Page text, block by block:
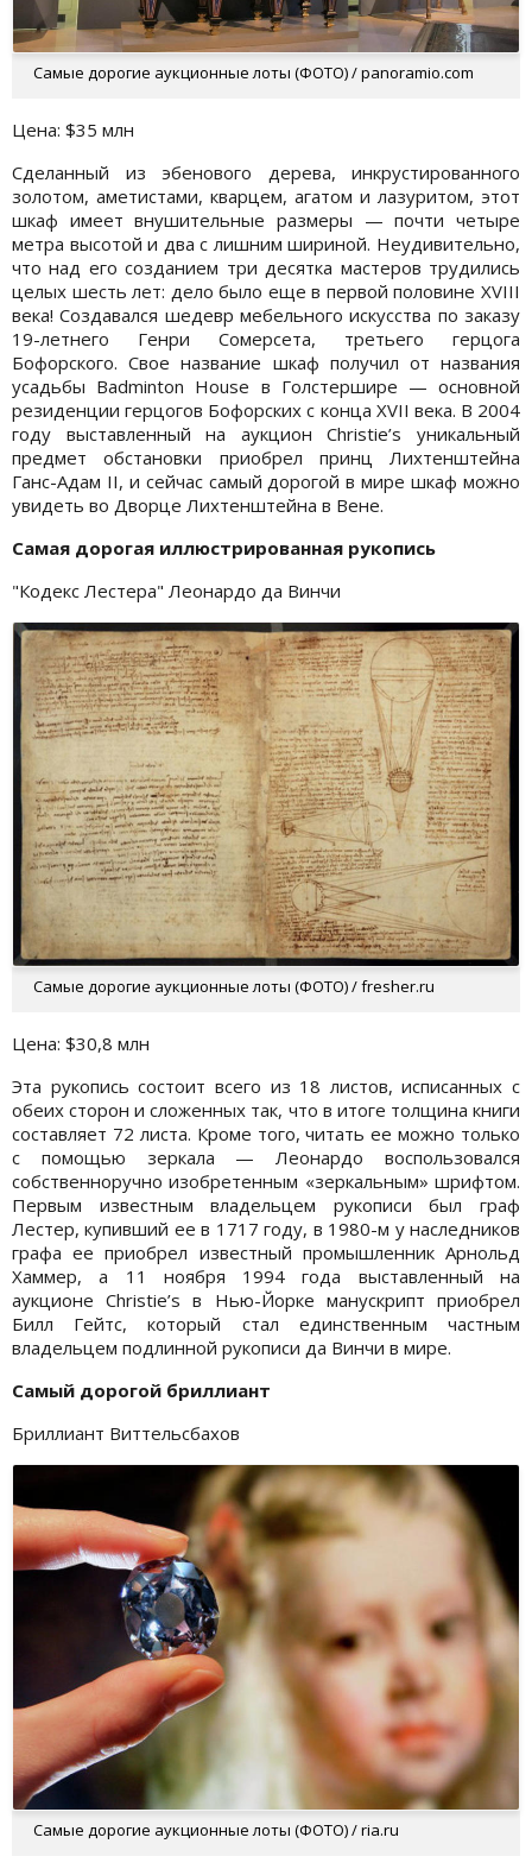
Самые дорогие аукционные лоты (ФОТО) / panoramio.com
Цена: $35 млн
Сделанный из эбенового дерева, инкрустированного
золотом, аметистами, кварцем, агатом и лазуритом, этот
шкаф имеет внушительные размеры — почти четыре
метра высотой и два с лишним шириной. Неудивительно,
что над его созданием три десятка мастеров трудились
целых шесть лет: дело было еще в первой половине XVIII
века! Создавался шедевр мебельного искусства по заказу
19-летнего Генри Сомерсета, третьего герцога
Бофорского. Свое название шкаф получил от названия
усадьбы Badminton House в Голстершире — основной
резиденции герцогов Бофорских с конца XVII века. В 2004
году выставленный на аукцион Christie’s уникальный
предмет обстановки приобрел принц Лихтенштейна
Ганс-Адам II, и сейчас самый дорогой в мире шкаф можно
увидеть во Дворце Лихтенштейна в Вене.
Самая дорогая иллюстрированная рукопись
"Кодекс Лестера" Леонардо да Винчи
Самые дорогие аукционные лоты (ФОТО) / fresher.ru
Цена: $30,8 млн
Эта рукопись состоит всего из 18 листов, исписанных с
обеих сторон и сложенных так, что в итоге толщина книги
составляет 72 листа. Кроме того, читать ее можно только
с помощью зеркала — Леонардо воспользовался
собственноручно изобретенным «зеркальным» шрифтом.
Первым известным владельцем рукописи был граф
Лестер, купивший ее в 1717 году, в 1980-м у наследников
графа ее приобрел известный промышленник Арнольд
Хаммер, а 11 ноября 1994 года выставленный на
аукционе Christie’s в Нью-Йорке манускрипт приобрел
Билл Гейтс, который стал единственным частным
владельцем подлинной рукописи да Винчи в мире.
Самый дорогой бриллиант
Бриллиант Виттельсбахов
Самые дорогие аукционные лоты (ФОТО) / ria.ru